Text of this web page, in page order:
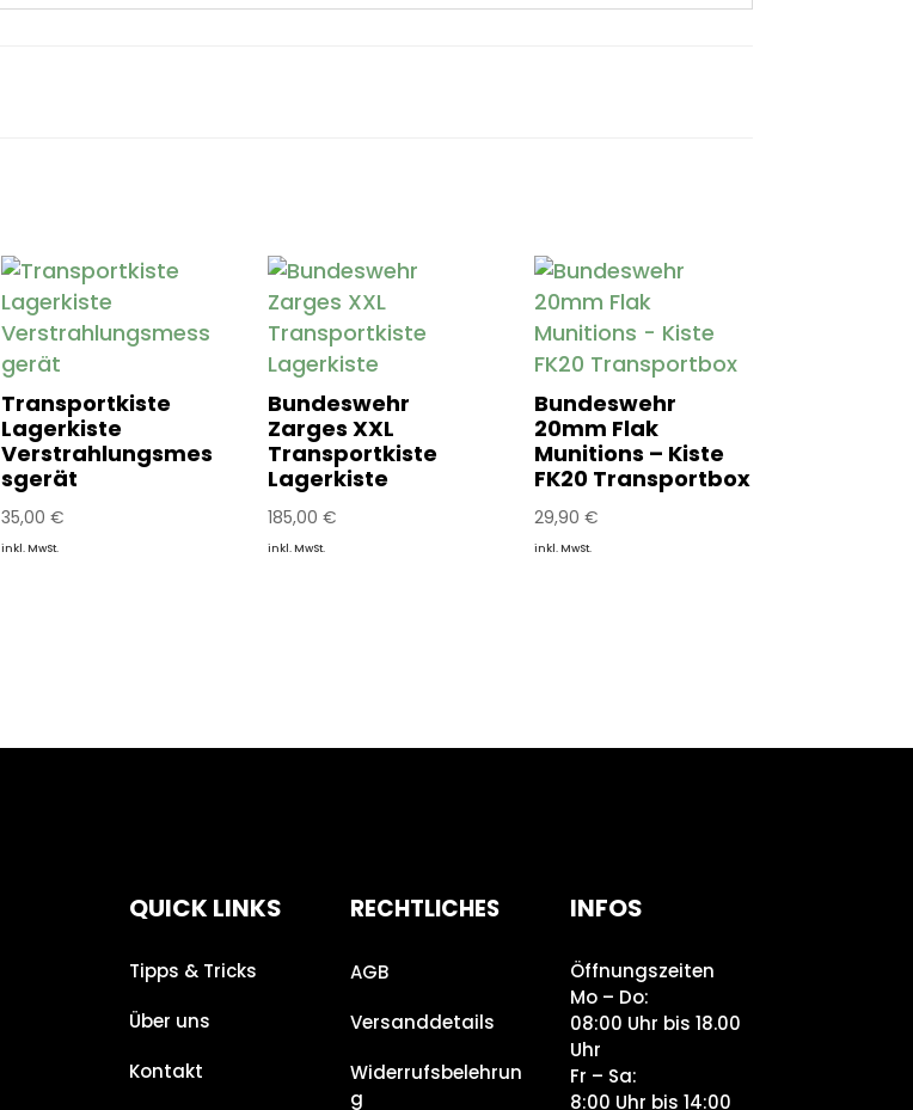
Transportkiste
Lagerkiste
Verstrahlungsmes
sgerät
35,00 €
inkl. MwSt.
Bundeswehr
Zarges XXL
Transportkiste
Lagerkiste
185,00 €
inkl. MwSt.
Bundeswehr
20mm Flak
Munitions – Kiste
FK20 Transportbox
29,90 €
inkl. MwSt.
QUICK LINKS
Tipps & Tricks
Über uns
Kontakt
RECHTLICHES
AGB
Versanddetails
Widerrufsbelehrun
g
INFOS
Öffnungszeiten
Mo – Do:
08:00 Uhr bis 18.00
Uhr
Fr – Sa:
8:00 Uhr bis 14:00